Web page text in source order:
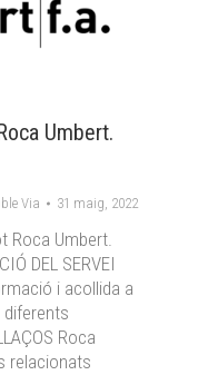
Umbert.
Via 31 maig, 2022
Roca Umbert.
DEL SERVEI
i acollida a
Roca
relacionats